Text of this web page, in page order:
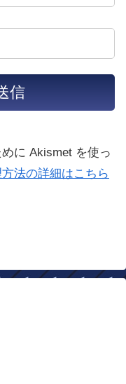
に Akismet を使っ
法の詳細はこちら